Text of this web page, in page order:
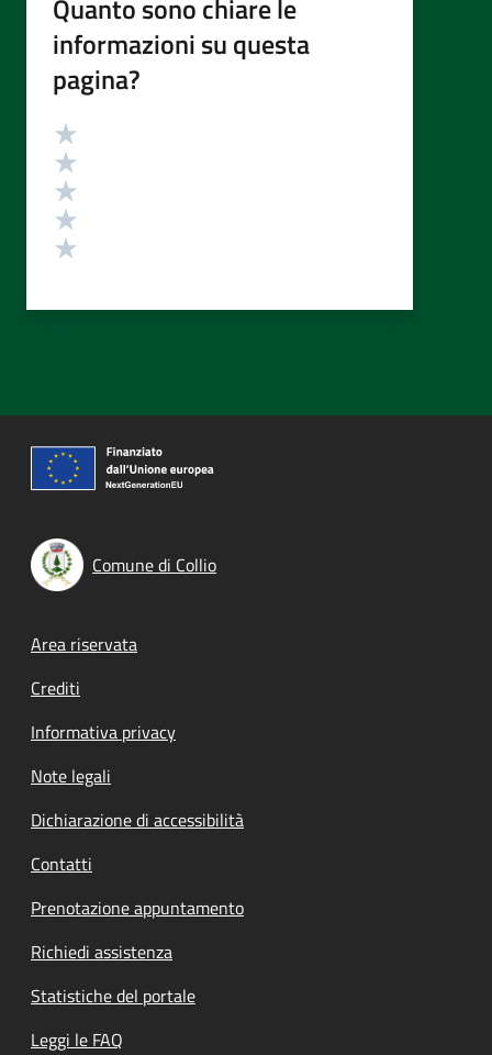
Quanto sono chiare le
informazioni su questa
pagina?
Valutazione
Comune di Collio
Footer menu
Area riservata
Crediti
Informativa privacy
Note legali
Dichiarazione di accessibilità
Contatti
Prenotazione appuntamento
Richiedi assistenza
Statistiche del portale
Leggi le FAQ